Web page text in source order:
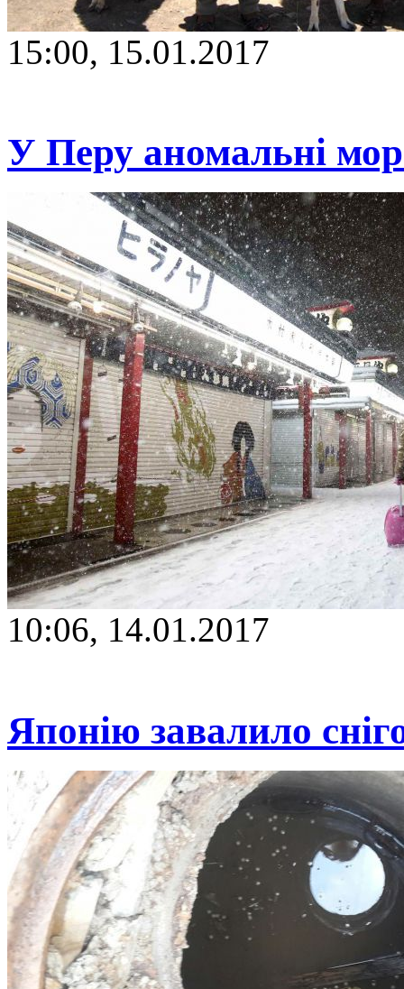
15:00, 15.01.2017
У Перу аномальні
10:06, 14.01.2017
Японію завалило